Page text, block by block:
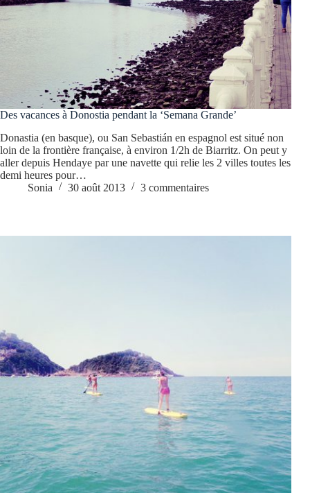
Des vacances à Donostia pendant la ‘Semana Grande’
Donastia (en basque), ou San Sebastián en espagnol est situé non
loin de la frontière française, à environ 1/2h de Biarritz. On peut y
aller depuis Hendaye par une navette qui relie les 2 villes toutes les
demi heures pour…
Sonia
30 août 2013 3 commentaires